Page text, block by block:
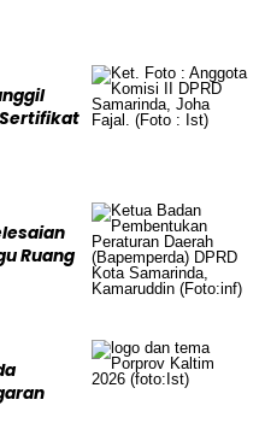
Sertifikat
Ruang